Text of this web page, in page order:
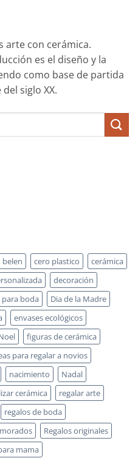
arte con cerámica.
es el diseño y la
como base de partida
siglo XX.
belen cero plastico
cerámica
decoración
boda
Dia de la Madre
envases ecológicos
figuras de cerámica
para regalar a novios
nacimiento
Nadal
cerámica
regalar arte
regalos de boda
Regalos originales
mama